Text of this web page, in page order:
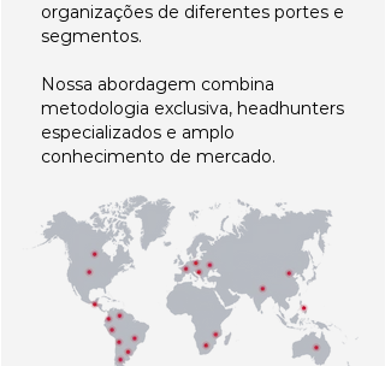
organizações de diferentes portes e
segmentos.
Nossa abordagem combina
metodologia exclusiva, headhunters
especializados e amplo
conhecimento de mercado.